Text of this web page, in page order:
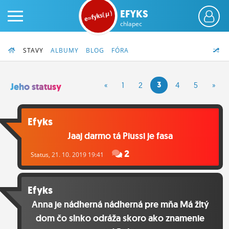
PRIHLÁS SA
ČINŽIAK
FÓRUM
STATUSY
BLOGY
OBRÁZKY
EFYKS
chlapec
STAVY ALBUMY BLOG FÓRA
Jeho statusy « 1 2 3 4 5 »
Efyks
Jaaj darmo tá Piussi je fasa
Status, 21. 10. 2019 19:41 2
Efyks
Anna je nádherná nádherná pre mňa Má žltý
dom čo slnko odráža skoro ako znamenie